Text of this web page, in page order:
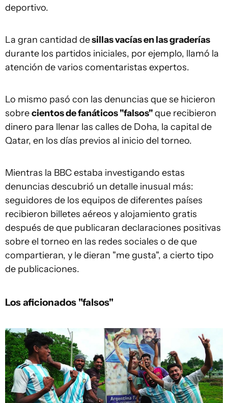
deportivo.
La gran cantidad desillas vacías en las graderías
durante los partidos iniciales, por ejemplo, llamó la
atención de varios comentaristas expertos.
Lo mismo pasó con las denuncias que se hicieron
sobrecientos de fanáticos "falsos"que recibieron
dinero para llenar las calles de Doha, la capital de
Qatar, en los días previos al inicio del torneo.
Mientras la BBC estaba investigando estas
denuncias descubrió un detalle inusual más:
seguidores de los equipos de diferentes países
recibieron billetes aéreos y alojamiento gratis
después de que publicaran declaraciones positivas
sobre el torneo en las redes sociales o de que
compartieran, y le dieran "me gusta", a cierto tipo
de publicaciones.
Los aficionados "falsos"